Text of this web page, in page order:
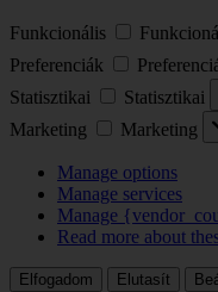
Funkcionális
Preferenciák
Statisztikai
Statisztikai
Marketing
Marketing
Manage options
Manage services
Manage
Read more about
Elfogadom Elutasít